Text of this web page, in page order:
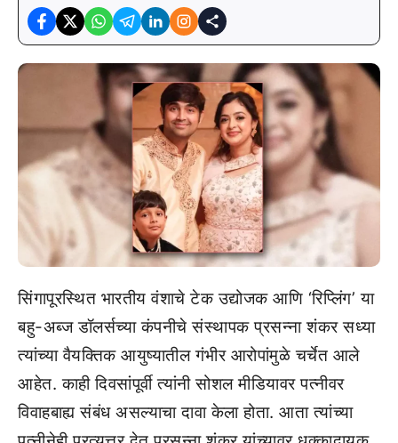
सिंगापूरस्थित भारतीय वंशाचे टेक उद्योजक आणि ‘रिप्लिंग’ या
बहु-अब्ज डॉलर्सच्या कंपनीचे संस्थापक प्रसन्ना शंकर सध्या
त्यांच्या वैयक्तिक आयुष्यातील गंभीर आरोपांमुळे चर्चेत आले
आहेत. काही दिवसांपूर्वी त्यांनी सोशल मीडियावर पत्नीवर
विवाहबाह्य संबंध असल्याचा दावा केला होता. आता त्यांच्या